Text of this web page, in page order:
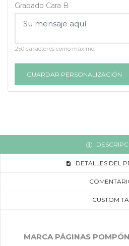
Grabado Cara B
250 caracteres como máximo
GUARDAR PERSONALIZACIÓN
DETALLES DEL
CUSTOM
MARCA PÁGINAS